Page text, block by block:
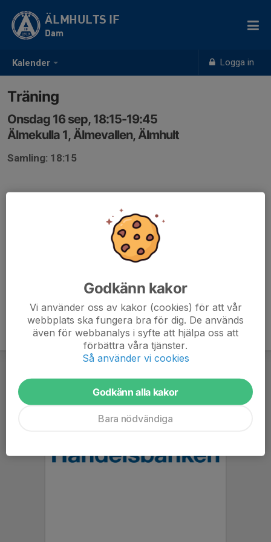
Kalender Logga in
ÄLMHULTS IF
Dam
Träning
Onsdag 16 sep, 18:15-19:45
Älmekulla 1, Älmevallen, Älmhult
Samling: 18:15
Godkänn kakor
Vi använder oss av kakor (cookies) för att vår
webbplats ska fungera bra för dig. De används
även för webbanalys i syfte att hjälpa oss att
förbättra våra tjänster.
Så använder vi cookies
Godkänn alla kakor
Bara nödvändiga